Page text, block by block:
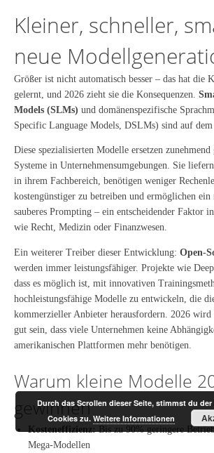
Kleiner, schneller,
neue
Größer ist nicht automatisch besser – das hat die
gelernt, und 2026 zieht sie die Konsequenzen.
Models (SLMs) und domänenspezifische
Specific Language Models, DSLMs) sind auf dem
Diese spezialisierten Modelle ersetzen
Systeme in Unternehmensumgebungen. Sie
in ihrem Fachbereich, benötigen weniger
kostengünstiger zu betreiben und ermöglichen ein
sauberes Prompting – ein entscheidender Faktor
wie Recht, Medizin oder Finanzwesen.
Ein weiterer Treiber dieser Entwicklung: Open-
werden immer leistungsfähiger. Projekte wie
dass es möglich ist, mit innovativen
hochleistungsfähige Modelle zu entwickeln, die
kommerzieller Anbieter herausfordern. 2026 wird
gut sein, dass viele Unternehmen keine
amerikanischen Plattformen mehr benötigen.
Warum kleine Modelle
gewinnen
Kosteneffizienz: Bis zu 90% geringere
Mega-Modellen
Durch das Scrollen dieser Seite, stimmst du
Cookies zu. Weitere Informationen